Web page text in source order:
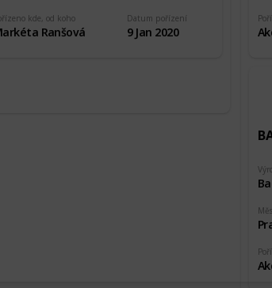
kde, od koho
Ranšová
Datum pořízení
9 Jan 2020